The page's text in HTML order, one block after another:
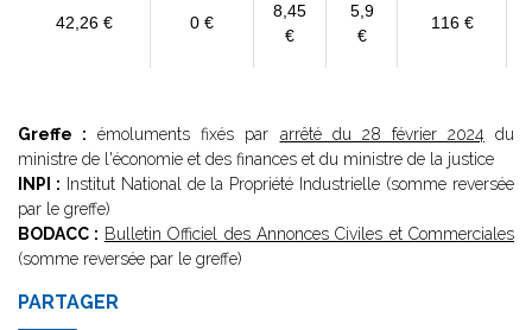
42,26 € 0 €
8,45
€
5,9
€
116 €
Greffe : émoluments fixés par arrêté du 28 février 2024 du
ministre de l'économie et des finances et du ministre de la justice
INPI : Institut National de la Propriété Industrielle (somme reversée
par le greffe)
BODACC : Bulletin Officiel des Annonces Civiles et Commerciales
(somme reversée par le greffe)
PARTAGER